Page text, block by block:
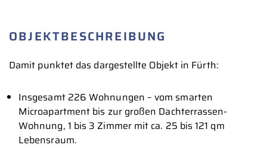
OBJEKTBESCHREIBUNG
Damit punktet das dargestellte Objekt in Fürth:
Insgesamt 226 Wohnungen – vom smarten
Microapartment bis zur großen Dachterrassen-
Wohnung, 1 bis 3 Zimmer mit ca. 25 bis 121 qm
Lebensraum.